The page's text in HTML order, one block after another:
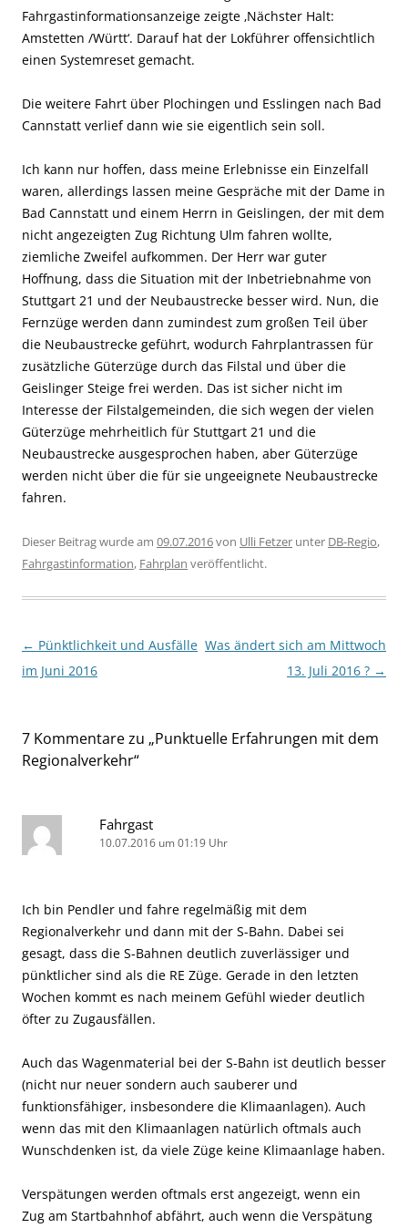
Fahrgastinformationsanzeige zeigte ‚Nächster Halt:
Amstetten /Württ‘. Darauf hat der Lokführer offensichtlich
einen Systemreset gemacht.
Die weitere Fahrt über Plochingen und Esslingen nach Bad
Cannstatt verlief dann wie sie eigentlich sein soll.
Ich kann nur hoffen, dass meine Erlebnisse ein Einzelfall
waren, allerdings lassen meine Gespräche mit der Dame in
Bad Cannstatt und einem Herrn in Geislingen, der mit dem
nicht angezeigten Zug Richtung Ulm fahren wollte,
ziemliche Zweifel aufkommen. Der Herr war guter
Hoffnung, dass die Situation mit der Inbetriebnahme von
Stuttgart 21 und der Neubaustrecke besser wird. Nun, die
Fernzüge werden dann zumindest zum großen Teil über
die Neubaustrecke geführt, wodurch Fahrplantrassen für
zusätzliche Güterzüge durch das Filstal und über die
Geislinger Steige frei werden. Das ist sicher nicht im
Interesse der Filstalgemeinden, die sich wegen der vielen
Güterzüge mehrheitlich für Stuttgart 21 und die
Neubaustrecke ausgesprochen haben, aber Güterzüge
werden nicht über die für sie ungeeignete Neubaustrecke
fahren.
Dieser Beitrag wurde am 09.07.2016von Ulli Fetzer unter DB-Regio,
Fahrgastinformation, Fahrplan veröffentlicht.
Beitragsnavigation
← Pünktlichkeit und Ausfälle
im Juni 2016
Was ändert sich am Mittwoch
13. Juli 2016 ? →
7 Kommentare zu „Punktuelle Erfahrungen mit dem
Regionalverkehr“
Fahrgast
10.07.2016 um 01:19 Uhr
Ich bin Pendler und fahre regelmäßig mit dem
Regionalverkehr und dann mit der S-Bahn. Dabei sei
gesagt, dass die S-Bahnen deutlich zuverlässiger und
pünktlicher sind als die RE Züge. Gerade in den letzten
Wochen kommt es nach meinem Gefühl wieder deutlich
öfter zu Zugausfällen.
Auch das Wagenmaterial bei der S-Bahn ist deutlich besser
(nicht nur neuer sondern auch sauberer und
funktionsfähiger, insbesondere die Klimaanlagen). Auch
wenn das mit den Klimaanlagen natürlich oftmals auch
Wunschdenken ist, da viele Züge keine Klimaanlage haben.
Verspätungen werden oftmals erst angezeigt, wenn ein
Zug am Startbahnhof abfährt, auch wenn die Verspätung